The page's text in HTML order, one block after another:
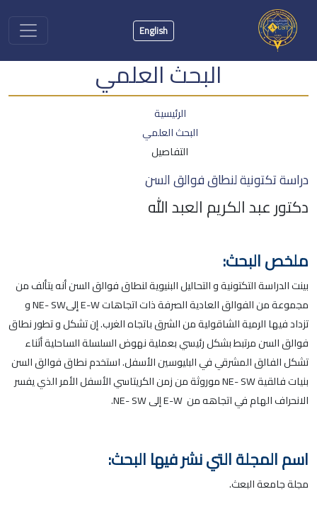
English
البحث العلمي
الرئيسية
البحث العلمي
التفاصيل
دراسة تكتونية لنطاق فوالق السن
دكتور عبد الكريم العبد الله
ملخص البحث:
بينت الدراسة التكتونية و التحاليل البنيوية لنطاق فوالق السن أنه يتألف من
مجموعة من الفوالق العادية الصرفة ذات اتجاهات E-W إلىNE- SW و
تزداد فيها الرمية الشاقولية من الشرق باتجاه الغرب. إن تشكل و تطور نطاق
فوالق السن مرتبط بشكل رئيسي بعملية نهوض السلسلة الساحلية أثناء
تشكل الفالق المشرقي في البليوسين الأسفل. استخدم نطاق فوالق السن
بنيات فالقية NE- SW موروثة من زمن الكريتاسي الأسفل الأمر الذي يفسر
الانحراف الهام في اتجاهه من E-W إلى NE- SW.
اسم المجلة التي نشر فيها البحث:
مجلة جامعة البعث.